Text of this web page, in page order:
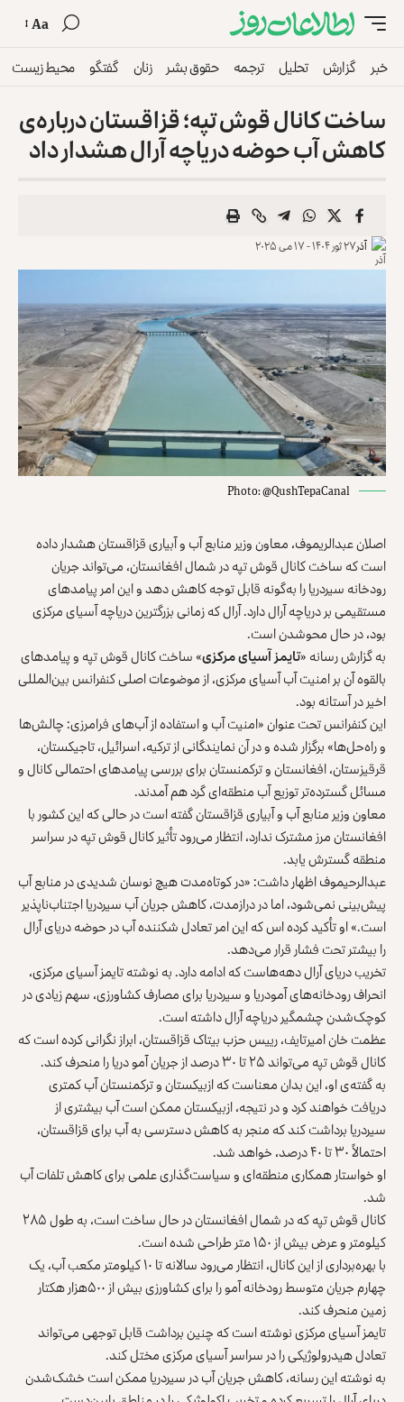
Aa
خبر گزارش تحلیل ترجمه حقوق بشر زنان گفتگو محیط زیست
ساخت کانال قوش تپه؛ قزاقستان درباره‌ی
کاهش آب حوضه دریاچه آرال هشدار داد
آذر۲۷ ثور ۱۴۰۴ - ۱۷ می ۲۰۲۵
Photo: @QushTepaCanal
اصلان عبدالریموف، معاون وزیر منابع آب و آبیاری قزاقستان هشدار داده
است که ساخت کانال قوش تپه در شمال افغانستان، می‌تواند جریان
رودخانه سیردریا را به‌گونه قابل توجه کاهش دهد و این امر پیامدهای
مستقیمی بر دریاچه آرال دارد. آرال که زمانی بزرگترین دریاچه آسیای مرکزی
بود، در حال محوشدن است.
به گزارش رسانه «تایمز آسیای مرکزی» ساخت کانال قوش تپه و پیامدهای
بالقوه آن بر امنیت آب آسیای مرکزی، از موضوعات اصلی کنفرانس بین‌المللی
اخیر در آستانه بود.
این کنفرانس تحت عنوان «امنیت آب و استفاده از آب‌های فرامرزی: چالش‌ها
و راه‌حل‌ها» برگزار شده و در آن نمایندگانی از ترکیه، اسرائیل، تاجیکستان،
قرقیزستان، افغانستان و ترکمنستان برای بررسی پیامدهای احتمالی کانال و
مسائل گسترده‌تر توزیع آب منطقه‌ای گرد هم آمدند.
معاون وزیر منابع آب و آبیاری قزاقستان گفته است در حالی که این کشور با
افغانستان مرز مشترک ندارد، انتظار می‌رود تأثیر کانال قوش تپه در سراسر
منطقه گسترش یابد.
عبدالرحیموف اظهار داشت: «در کوتاه‌مدت هیچ نوسان شدیدی در منابع آب
پیش‌بینی نمی‌شود، اما در درازمدت، کاهش جریان آب سیردریا اجتناب‌ناپذیر
است.» او تأکید کرده اس که این امر تعادل شکننده آب در حوضه دریای آرال
را بیشتر تحت فشار قرار می‌دهد.
تخریب دریای آرال دهه‌هاست که ادامه دارد. به نوشته تایمز آسیای مرکزی،
انحراف رودخانه‌های آمودریا و سیردریا برای مصارف کشاورزی، سهم زیادی در
کوچک‌شدن چشمگیر دریاچه آرال داشته است.
عظمت خان امیرتایف، رییس حزب بیتاک قزاقستان، ابراز نگرانی کرده است که
کانال قوش تپه می‌تواند ۲۵ تا ۳۰ درصد از جریان آمو دریا را منحرف کند.
به گفته‌ی او، این بدان معناست که ازبیکستان و ترکمنستان آب کمتری
دریافت خواهند کرد و در نتیجه، ازبیکستان ممکن است آب بیشتری از
سیردریا برداشت کند که منجر به کاهش دسترسی به آب برای قزاقستان،
احتمالاً ۳۰ تا ۴۰ درصد، خواهد شد.
او خواستار همکاری منطقه‌ای و سیاست‌گذاری علمی برای کاهش تلفات آب
شد.
کانال قوش تپه که در شمال افغانستان در حال ساخت است، به طول ۲۸۵
کیلومتر و عرض بیش از ۱۵۰ متر طراحی شده است.
با بهره‌برداری از این کانال، انتظار می‌رود سالانه تا ۱۰ کیلومتر مکعب آب، یک
چهارم جریان متوسط رودخانه آمو را برای کشاورزی بیش از ۵۰۰هزار هکتار
زمین منحرف کند.
تایمز آسیای مرکزی نوشته است که چنین برداشت قابل توجهی می‌تواند
تعادل هیدرولوژیکی را در سراسر آسیای مرکزی مختل کند.
به نوشته این رسانه، کاهش جریان آب در سیردریا ممکن است خشک‌شدن